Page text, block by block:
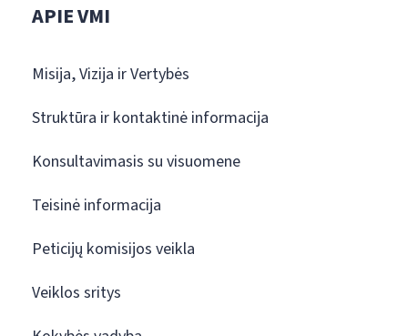
APIE VMI
Misija, Vizija ir Vertybės
Struktūra ir kontaktinė informacija
Konsultavimasis su visuomene
Teisinė informacija
Peticijų komisijos veikla
Veiklos sritys